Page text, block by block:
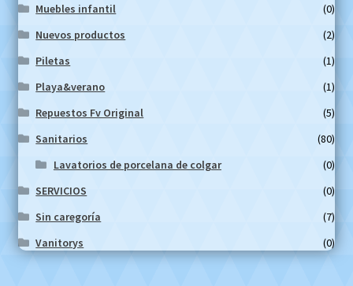
Muebles infantil
(0)
Nuevos productos
(2)
Piletas
(1)
Playa&verano
(1)
Repuestos Fv Original
(5)
Sanitarios
(80)
Lavatorios de porcelana de colgar
(0)
SERVICIOS
(0)
Sin caregoría
(7)
Vanitorys
(0)